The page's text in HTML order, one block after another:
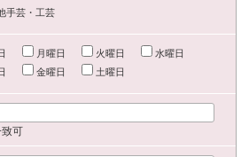
手芸・工芸
月曜日 火曜日
水曜日
金曜日 土曜日
可